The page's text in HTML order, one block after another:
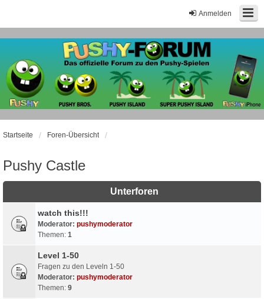
Anmelden
Startseite Foren-Übersicht
Pushy Castle
Unterforen
watch this!!!
Moderator: pushymoderator
Themen: 1
Level 1-50
Fragen zu den Leveln 1-50
Moderator: pushymoderator
Themen: 9